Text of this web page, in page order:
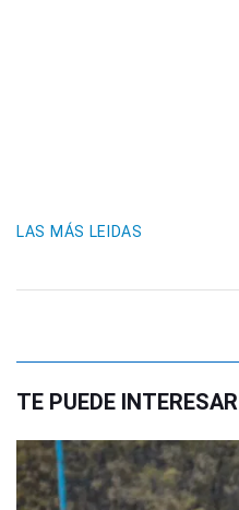
LAS MÁS LEIDAS
TE PUEDE INTERESAR